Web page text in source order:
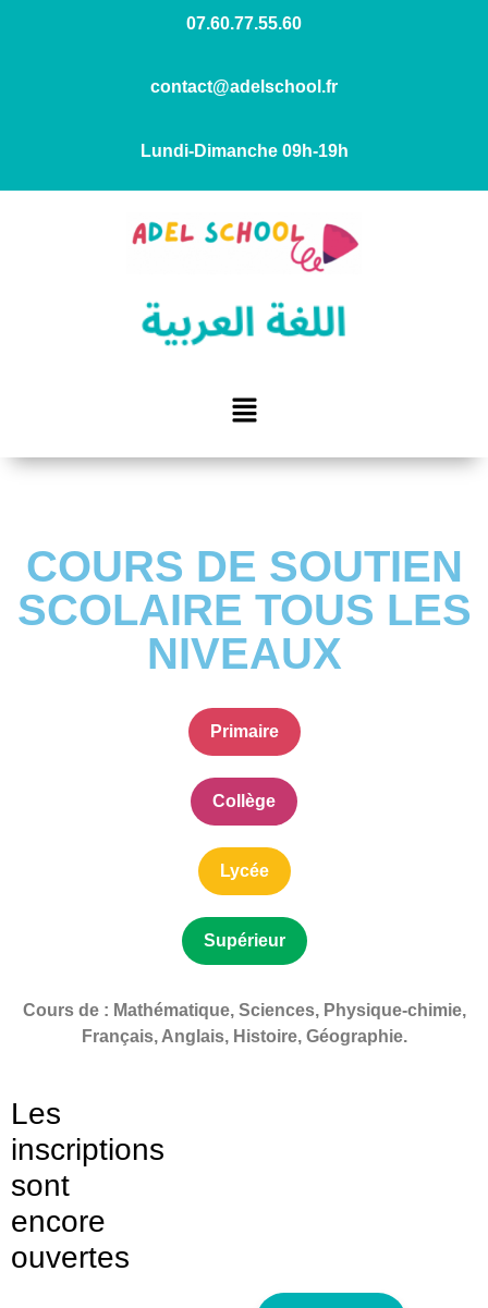
07.60.77.55.60
contact@adelschool.fr
Lundi-Dimanche 09h-19h
COURS DE SOUTIEN
SCOLAIRE TOUS LES
NIVEAUX
Primaire
Collège
Lycée
Supérieur
Cours de : Mathématique, Sciences, Physique-chimie,
Français, Anglais, Histoire, Géographie.
Les
inscriptions
sont
encore
ouvertes